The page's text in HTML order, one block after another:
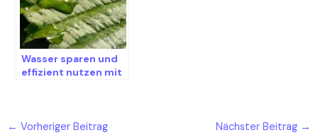
Wasser sparen und
effizient nutzen mit
← Vorheriger Beitrag Nächster Beitrag →